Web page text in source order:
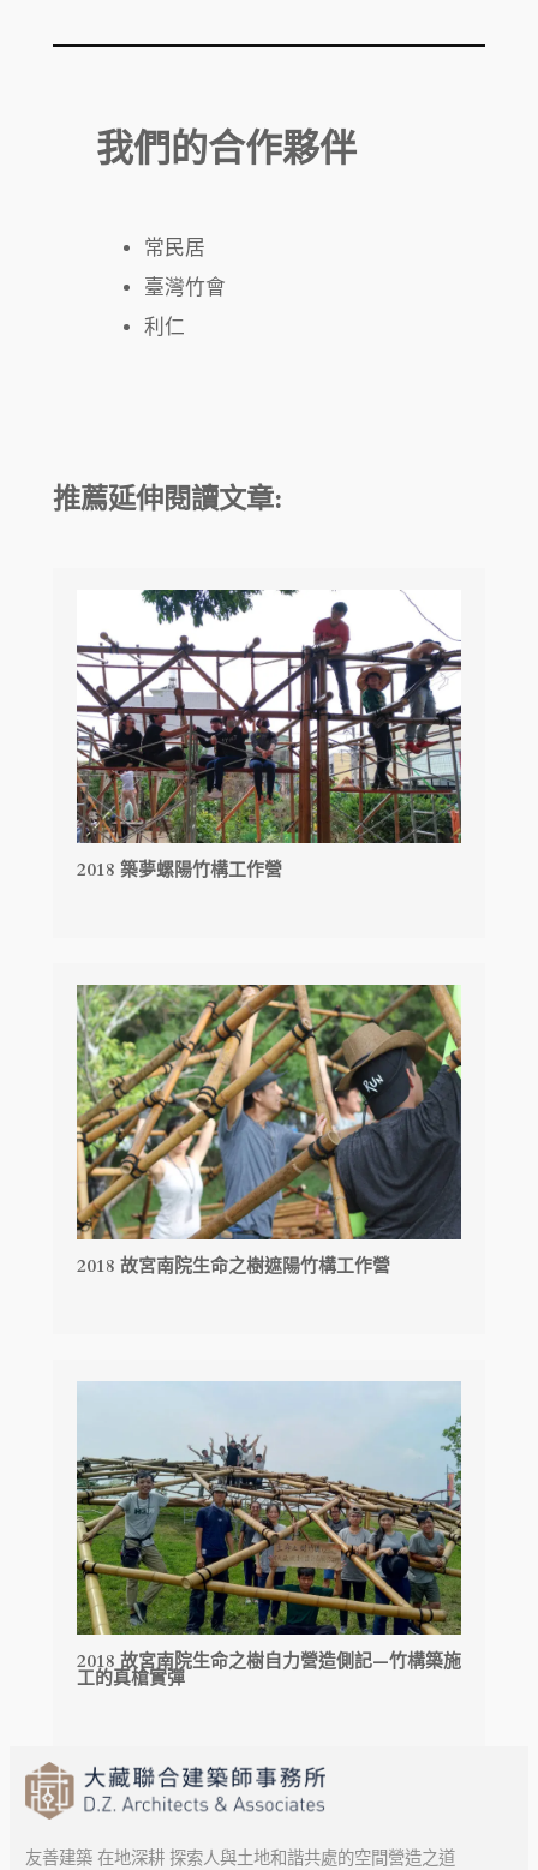
我們的合作夥伴
常民居
臺灣竹會
利仁
推薦延伸閱讀文章:
2018 築夢螺陽竹構工作營
2018 故宮南院生命之樹遮陽竹構工作營
2018 故宮南院生命之樹自力營造側記—竹構築施
工的真槍實彈
友善建築 在地深耕 探索人與土地和諧共處的空間營造之道